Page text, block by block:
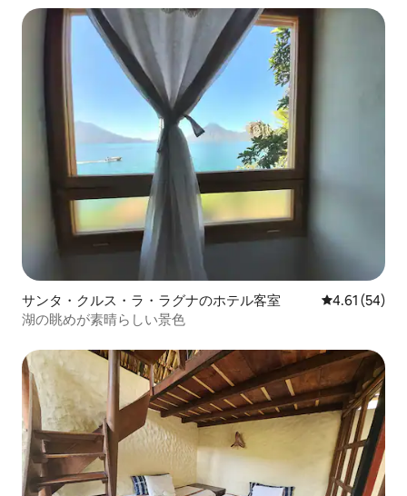
サンタ・クルス・ラ・ラグナのホテル客室 レビュー54
4.61 (54)
湖の眺めが素晴らしい景色